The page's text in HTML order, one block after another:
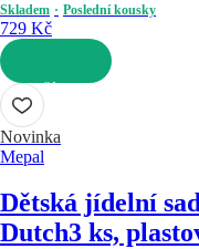
Skladem Poslední kousky
729 Kč
DO KOŠÍKU
Novinka
Mepal
Dětská jídelní
Dutch3 ks,